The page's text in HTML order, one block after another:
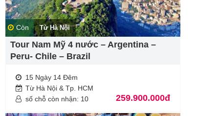
Còn Từ Hà Nội
Tour Nam Mỹ 4 nước – Argentina –
Peru- Chile – Brazil
15 Ngày 14 Đêm
Từ Hà Nội & Tp. HCM
số chỗ còn nhận: 10
259.900.000đ